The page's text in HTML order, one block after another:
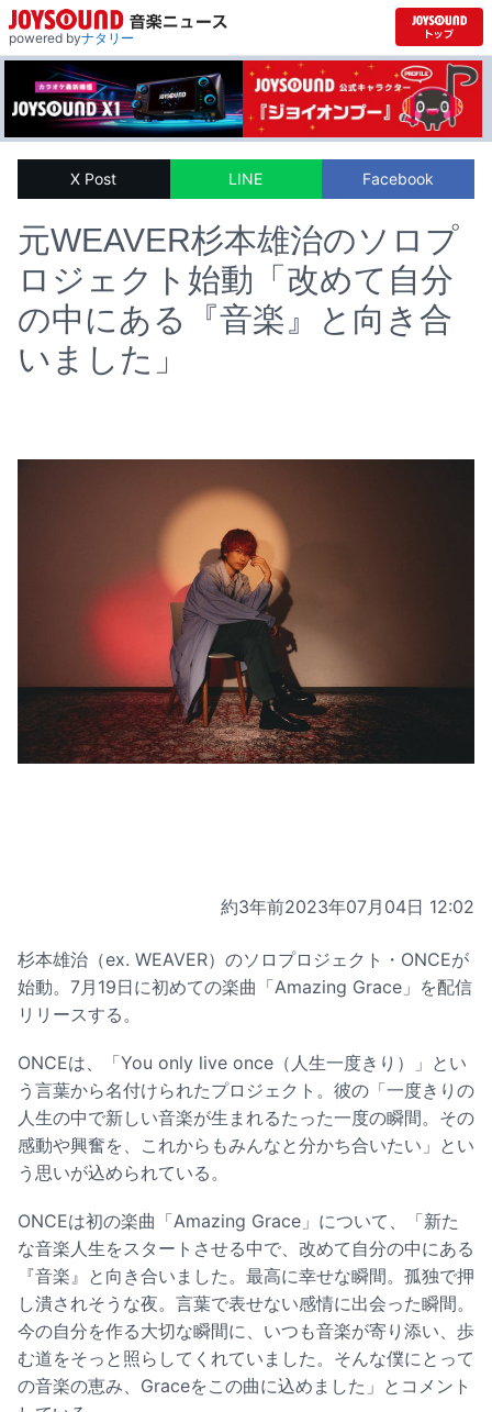
powered byナタリー
X Post LINE Facebook
元WEAVER杉本雄治のソロプ
ロジェクト始動「改めて自分
の中にある『音楽』と向き合
いました」
約3年前2023年07月04日 12:02
杉本雄治（ex. WEAVER）のソロプロジェクト・ONCEが
始動。7月19日に初めての楽曲「Amazing Grace」を配信
リリースする。
ONCEは、「You only live once（人生一度きり）」とい
う言葉から名付けられたプロジェクト。彼の「一度きりの
人生の中で新しい音楽が生まれるたった一度の瞬間。その
感動や興奮を、これからもみんなと分かち合いたい」とい
う思いが込められている。
ONCEは初の楽曲「Amazing Grace」について、「新た
な音楽人生をスタートさせる中で、改めて自分の中にある
『音楽』と向き合いました。最高に幸せな瞬間。孤独で押
し潰されそうな夜。言葉で表せない感情に出会った瞬間。
今の自分を作る大切な瞬間に、いつも音楽が寄り添い、歩
む道をそっと照らしてくれていました。そんな僕にとって
の音楽の恵み、Graceをこの曲に込めました」とコメント